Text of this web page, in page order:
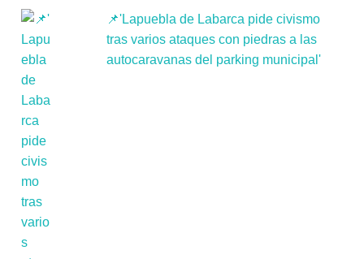
📌'Lapuebla de Labarca pide civismo
tras varios ataques con piedras a las
autocaravanas del parking municipal'